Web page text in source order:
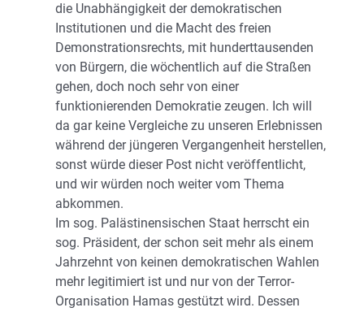
die Unabhängigkeit der demokratischen
Institutionen und die Macht des freien
Demonstrationsrechts, mit hunderttausenden
von Bürgern, die wöchentlich auf die Straßen
gehen, doch noch sehr von einer
funktionierenden Demokratie zeugen. Ich will
da gar keine Vergleiche zu unseren Erlebnissen
während der jüngeren Vergangenheit herstellen,
sonst würde dieser Post nicht veröffentlicht,
und wir würden noch weiter vom Thema
abkommen.
Im sog. Palästinensischen Staat herrscht ein
sog. Präsident, der schon seit mehr als einem
Jahrzehnt von keinen demokratischen Wahlen
mehr legitimiert ist und nur von der Terror-
Organisation Hamas gestützt wird. Dessen